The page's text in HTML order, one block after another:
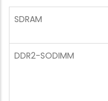
SDRAM
DDR2-SODIMM